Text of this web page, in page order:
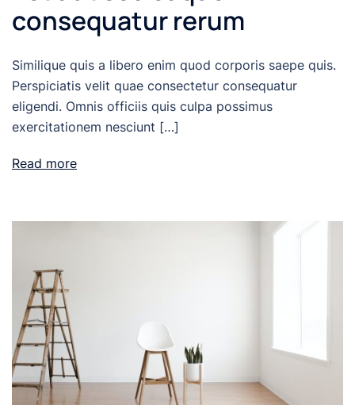
consequatur rerum
Similique quis a libero enim quod corporis saepe quis.
Perspiciatis velit quae consectetur consequatur
eligendi. Omnis officiis quis culpa possimus
exercitationem nesciunt […]
Read more